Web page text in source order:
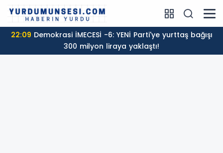
22:09
300 milyon liraya yaklaştı!